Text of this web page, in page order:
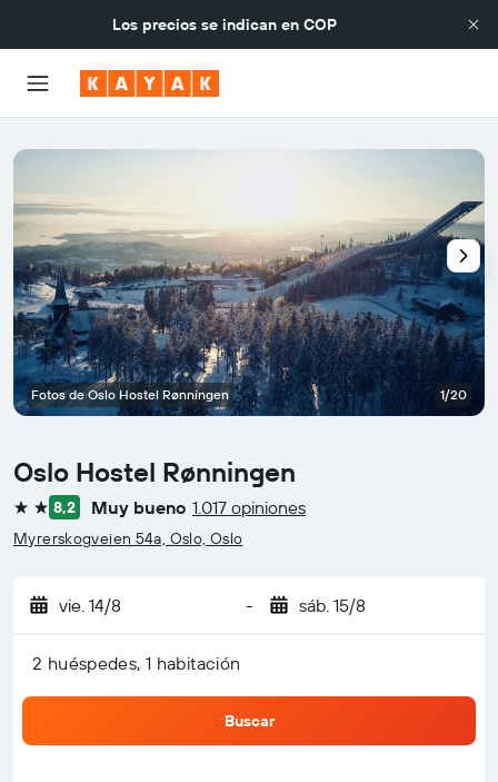
Los precios se indican en COP
Oslo Hostel Rønningen
2 estrellas
8,2 Muy bueno 1.017 opiniones
Myrerskogveien 54a, Oslo, Oslo
vie. 14/8 - sáb. 15/8
2 huéspedes, 1 habitación
Buscar
Fotos de Oslo Hostel Rønningen 1/20